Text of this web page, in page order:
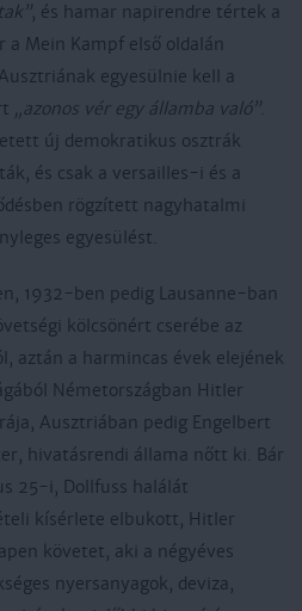
, és hamar napirendre tértek a
Mein Kampf első oldalán
egyesülnie kell a
„azonos vér egy államba való”.
új demokratikus osztrák
és csak a versailles-i és a
rögzített nagyhatalmi
egyesülést.
1932-ben pedig Lausanne-ban
kölcsönért cserébe az
aztán a harmincas évek elejének
Németországban Hitler
Ausztriában pedig Engelbert
hivatásrendi állama nőtt ki. Bár
25-i, Dollfuss halálát
kísérlete elbukott, Hitler
követet, aki a négyéves
nyersanyagok, deviza,